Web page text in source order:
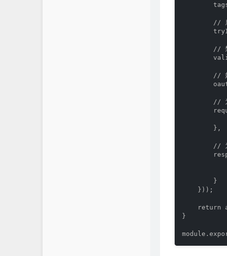
//
//
//
// 为
        },
// 为
        }
    }));
return
}